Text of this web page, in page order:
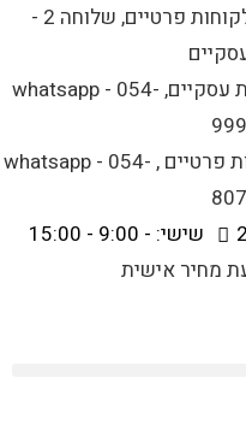
077-4490052 שלוחה 1 - לקוחות פרטיים, שלוחה 2 -
info@anakdeal.com - לקוחות עסקיים, whatsapp - 054-
anakdeal@gmail.com - לקוחות פרטיים , whatsapp - 054-
שישי: - 9:00 - 15:00
מחיר אישית